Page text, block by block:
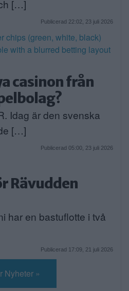
[…]
Publicerad 22:02, 23 juli 2026
casinon från
Idag är den svenska
[…]
Publicerad 05:00, 23 juli 2026
Rävudden
har en bastuflotte i två
Publicerad 17:09, 21 juli 2026
Nyheter »